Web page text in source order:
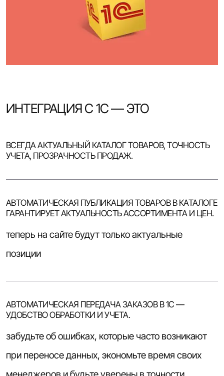
ИНТЕГРАЦИЯ С 1С — ЭТО
ВСЕГДА АКТУАЛЬНЫЙ КАТАЛОГ ТОВАРОВ, ТОЧНОСТЬ
УЧЕТА, ПРОЗРАЧНОСТЬ ПРОДАЖ.
АВТОМАТИЧЕСКАЯ ПУБЛИКАЦИЯ ТОВАРОВ В КАТАЛОГЕ
ГАРАНТИРУЕТ АКТУАЛЬНОСТЬ АССОРТИМЕНТА И ЦЕН.
теперь на сайте будут только актуальные
позиции
АВТОМАТИЧЕСКАЯ ПЕРЕДАЧА ЗАКАЗОВ В 1С —
УДОБСТВО ОБРАБОТКИ И УЧЕТА.
забудьте об ошибках, которые часто возникают
при переносе данных, экономьте время своих